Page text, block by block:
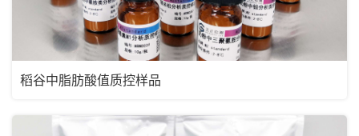
稻谷中脂肪酸值质控样品